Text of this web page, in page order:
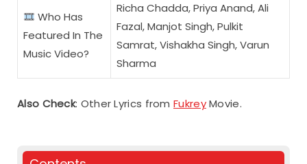
Who Has
Featured In The
Music Video?
Richa Chadda, Priya Anand, Ali
Fazal, Manjot Singh, Pulkit
Samrat, Vishakha Singh, Varun
Sharma
Also Check: Other Lyrics fromFukreyMovie.